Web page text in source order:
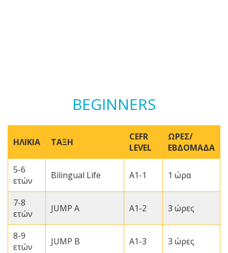
BEGINNERS
ΗΛΙΚΙΑ ΤΑΞΗ
CEFR
LEVEL
ΩΡΕΣ/
ΕΒΔΟΜΑΔΑ
5-6
ετών
Bilingual Life A1-1 1 ώρα
7-8
ετών
JUMP A A1-2 3 ώρες
8-9
ετών
JUMP Β A1-3 3 ώρες